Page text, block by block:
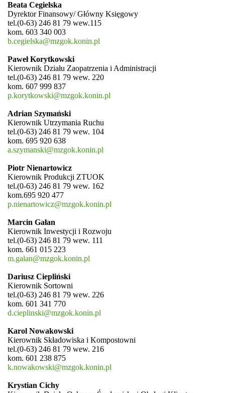
Beata Cegielska
Dyrektor Finansowy/ Główny Księgowy
tel.(0-63) 246 81 79 wew.115
kom. 603 340 003
b.cegielska@mzgok.konin.pl
Paweł Korytkowski
Kierownik Działu Zaopatrzenia i Administracji
tel.(0-63) 246 81 79 wew. 220
kom. 607 999 837
p.korytkowski@mzgok.konin.pl
Adrian Szymański
Kierownik Utrzymania Ruchu
tel.(0-63) 246 81 79 wew. 104
kom. 695 920 638
a.szymanski@mzgok.konin.pl
Piotr Nienartowicz
Kierownik Produkcji ZTUOK
tel.(0-63) 246 81 79 wew. 162
kom.695 920 477
p.nienartowicz@mzgok.konin.pl
Marcin Gałan
Kierownik Inwestycji i Rozwoju
tel.(0-63) 246 81 79 wew. 111
kom. 661 015 223
m.galan@mzgok.konin.pl
Dariusz Ciepliński
Kierownik Sortowni
tel.(0-63) 246 81 79 wew. 226
kom. 601 341 770
d.cieplinski@mzgok.konin.pl
Karol Nowakowski
Kierownik Składowiska i Kompostowni
tel.(0-63) 246 81 79 wew. 216
kom. 601 238 875
k.nowakowski@mzgok.konin.pl
Krystian Cichy